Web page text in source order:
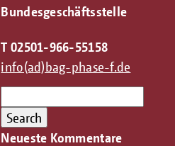
Bundesgeschäftsstelle
T 02501-966-55158
info(ad)bag-phase-f.de
for:
Search
Neueste Kommentare